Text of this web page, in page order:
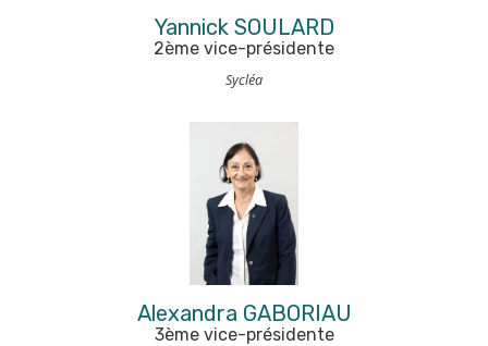
Yannick SOULARD
2ème vice-présidente
Sycléa
Alexandra GABORIAU
3ème vice-présidente